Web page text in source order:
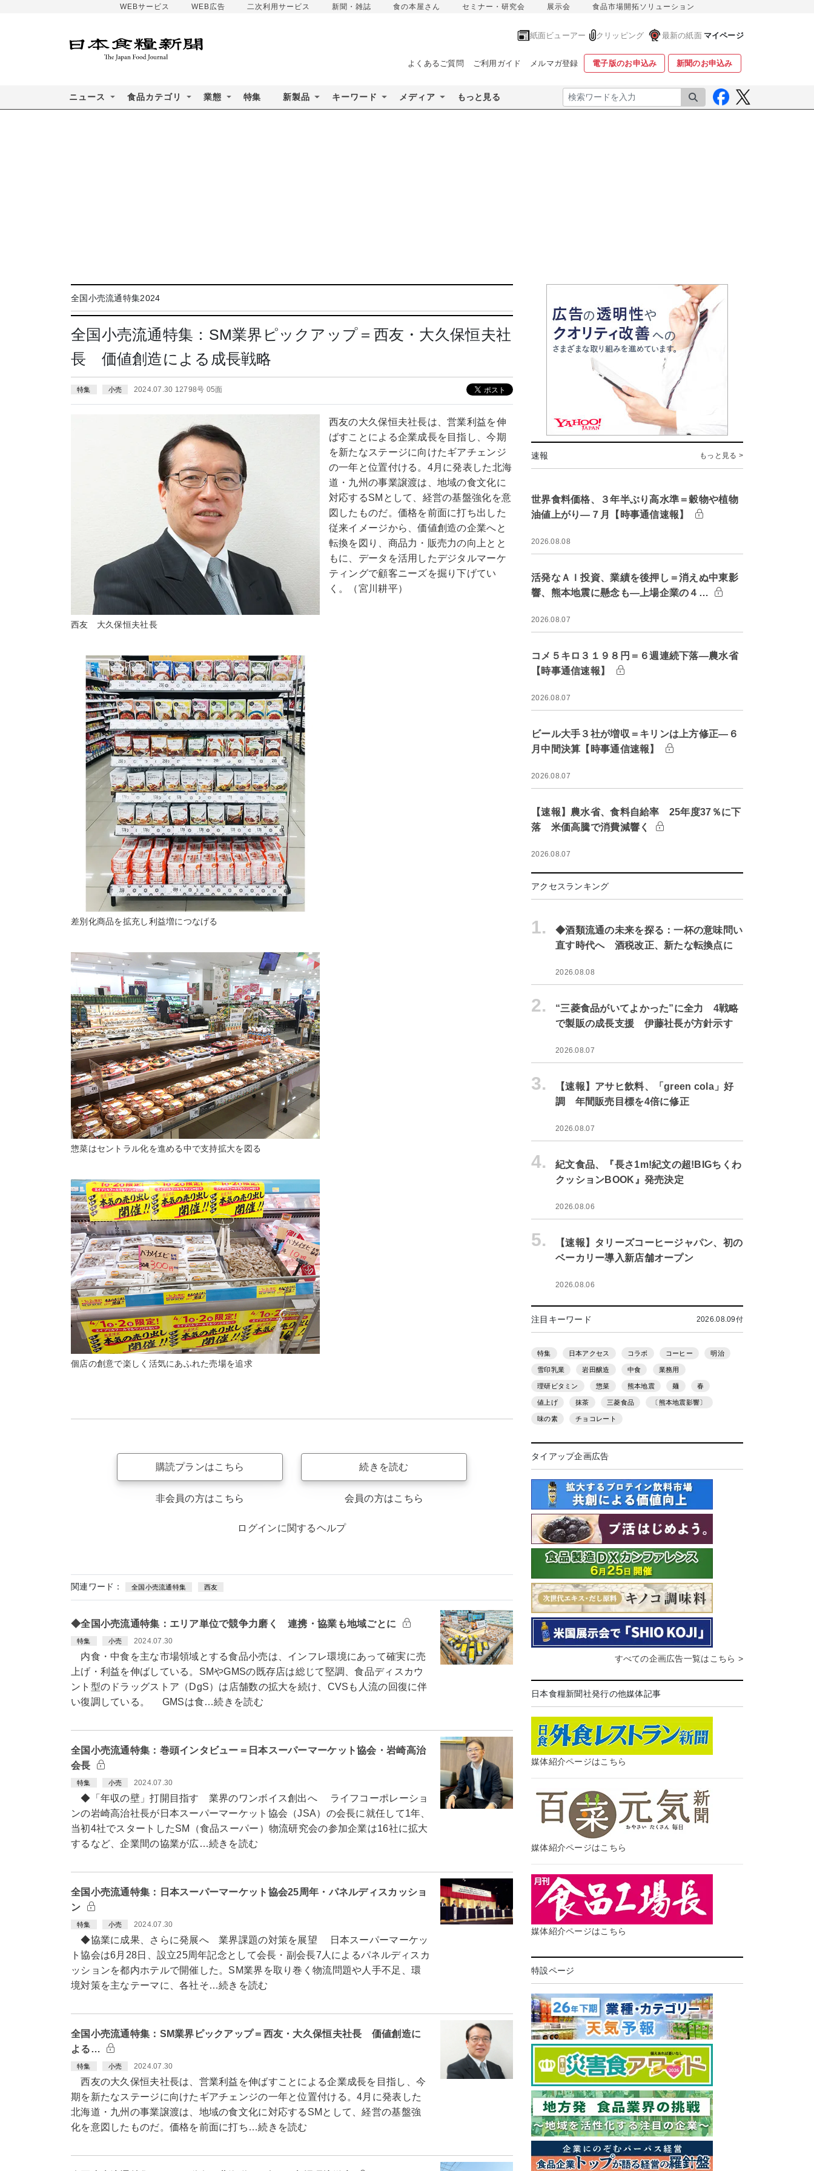
WEBサービス WEB広告 二次利用サービス 新聞・雑誌 食の本屋さん セミナー・研究会 展示会 食品市場開拓ソリューション
紙面ビューアー クリッピング 最新の紙面 マイページ
よくあるご質問 ご利用ガイド メルマガ登録 電子版のお申込み 新聞のお申込み
ニュース 食品カテゴリ 業態 特集 新製品 キーワード メディア もっと見る 検索
全国小売流通特集2024
全国小売流通特集：SM業界ピックアップ＝西友・大久保恒夫社
長 価値創造による成長戦略
特集 小売 2024.07.30 12798号 05面
西友 大久保恒夫社長
差別化商品を拡充し利益増につなげる
惣菜はセントラル化を進める中で支持拡大を図る
個店の創意で楽しく活気にあふれた売場を追求
西友の大久保恒夫社長は、営業利益を伸
ばすことによる企業成長を目指し、今期
を新たなステージに向けたギアチェンジ
の一年と位置付ける。4月に発表した北海
道・九州の事業譲渡は、地域の食文化に
対応するSMとして、経営の基盤強化を意
図したものだ。価格を前面に打ち出した
従来イメージから、価値創造の企業へと
転換を図り、商品力・販売力の向上とと
もに、データを活用したデジタルマーケ
ティングで顧客ニーズを掘り下げてい
く。（宮川耕平）
購読プランはこちら
非会員の方はこちら
続きを読む
会員の方はこちら
ログインに関するヘルプ
関連ワード： 全国小売流通特集 西友
◆全国小売流通特集：エリア単位で競争力磨く 連携・協業も地域ごとに
特集 小売 2024.07.30
内食・中食を主な市場領域とする食品小売は、インフレ環境にあって確実に売
上げ・利益を伸ばしている。SMやGMSの既存店は総じて堅調、食品ディスカウ
ント型のドラッグストア（DgS）は店舗数の拡大を続け、CVSも人流の回復に伴
い復調している。 GMSは食…続きを読む
全国小売流通特集：巻頭インタビュー＝日本スーパーマーケット協会・岩崎高治
会長
特集 小売 2024.07.30
◆「年収の壁」打開目指す 業界のワンボイス創出へ ライフコーポレーショ
ンの岩崎高治社長が日本スーパーマーケット協会（JSA）の会長に就任して1年、
当初4社でスタートしたSM（食品スーパー）物流研究会の参加企業は16社に拡大
するなど、企業間の協業が広…続きを読む
全国小売流通特集：日本スーパーマーケット協会25周年・パネルディスカッショ
ン
特集 小売 2024.07.30
◆協業に成果、さらに発展へ 業界課題の対策を展望 日本スーパーマーケッ
ト協会は6月28日、設立25周年記念として会長・副会長7人によるパネルディスカ
ッションを都内ホテルで開催した。SM業界を取り巻く物流問題や人手不足、環
境対策を主なテーマに、各社そ…続きを読む
全国小売流通特集：SM業界ピックアップ＝西友・大久保恒夫社長 価値創造に
よる…
特集 小売 2024.07.30
西友の大久保恒夫社長は、営業利益を伸ばすことによる企業成長を目指し、今
期を新たなステージに向けたギアチェンジの一年と位置付ける。4月に発表した
北海道・九州の事業譲渡は、地域の食文化に対応するSMとして、経営の基盤強
化を意図したものだ。価格を前面に打ち…続きを読む
速報 もっと見る >
世界食料価格、３年半ぶり高水準＝穀物や植物
油値上がり―７月【時事通信速報】
2026.08.08
活発なＡＩ投資、業績を後押し＝消えぬ中東影
響、熊本地震に懸念も―上場企業の４…
2026.08.07
コメ５キロ３１９８円＝６週連続下落―農水省
【時事通信速報】
2026.08.07
ビール大手３社が増収＝キリンは上方修正―６
月中間決算【時事通信速報】
2026.08.07
【速報】農水省、食料自給率 25年度37％に下
落 米価高騰で消費減響く
2026.08.07
アクセスランキング
1.
◆酒類流通の未来を探る：一杯の意味問い
直す時代へ 酒税改正、新たな転換点に
2026.08.08
2.
“三菱食品がいてよかった”に全力 4戦略
で製販の成長支援 伊藤社長が方針示す
2026.08.07
3.
【速報】アサヒ飲料、「green cola」好
調 年間販売目標を4倍に修正
2026.08.07
4.
紀文食品、『長さ1m!紀文の超!BIGちくわ
クッションBOOK』発売決定
2026.08.06
5.
【速報】タリーズコーヒージャパン、初の
ベーカリー導入新店舗オープン
2026.08.06
注目キーワード 2026.08.09付
特集 日本アクセス コラボ コーヒー 明治
雪印乳業 岩田醸造 中食 業務用
理研ビタミン 惣菜 熊本地震 麺 春
値上げ 抹茶 三菱食品 〔熊本地震影響〕
味の素 チョコレート
タイアップ企画広告
すべての企画広告一覧はこちら >
日本食糧新聞社発行の他媒体記事
媒体紹介ページはこちら
媒体紹介ページはこちら
媒体紹介ページはこちら
特設ページ